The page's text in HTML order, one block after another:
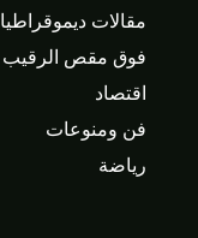
مقالات ديموقراطيا
فوق مقص الرقيب
اقتصاد
فن ومنوعات
رياضة